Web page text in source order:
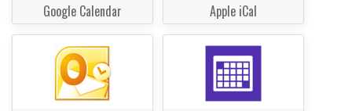
Google Calendar Apple iCal